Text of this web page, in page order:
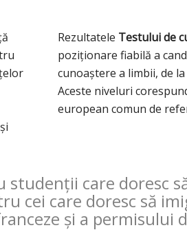
Rezultatele Testului de
poziționare fiabilă a
cunoaștere a limbii, de la
Aceste niveluri
european comun de
studenții care doresc
cei care doresc să
și a permisului